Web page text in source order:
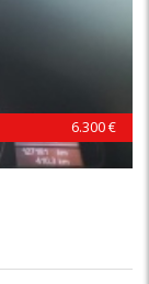
6.300 €